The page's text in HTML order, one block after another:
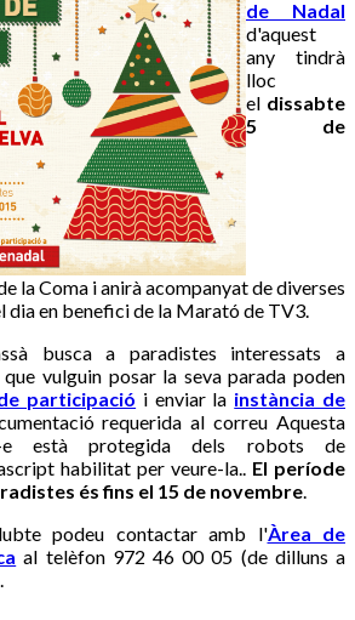
de Nadal
d'aquest
any tindrà
lloc
el dissabte
5 de
la Coma i anirà acompanyat de diverses
en benefici de la Marató de TV3.
busca a paradistes interessats a
vulguin posar la seva parada poden
participació i enviar la instància de
requerida al correu Aquesta
e està protegida dels robots de
habilitat per veure-la.. El període
és fins el 15 de novembre.
podeu contactar amb l'Àrea de
al telèfon 972 46 00 05 (de dilluns a